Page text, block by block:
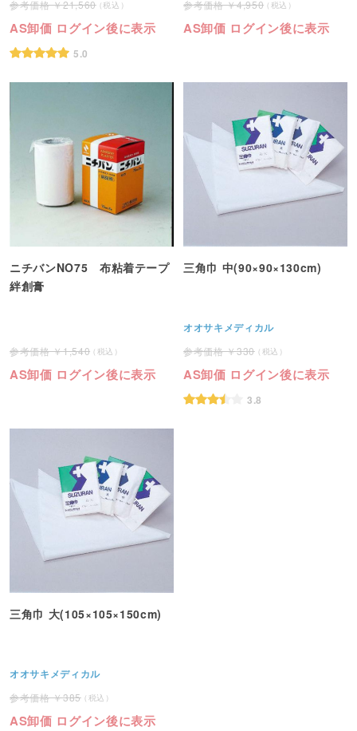
21,560
AS卸価 ログイン後に表示
5.0
4,950
AS卸価 ログイン後に表示
ニチバンNO75 布粘着テープ
絆創膏
1,540
AS卸価 ログイン後に表示
三角巾 中(90×90×130cm)
オオサキメディカル
330
AS卸価 ログイン後に表示
3.8
三角巾 大(105×105×150cm)
オオサキメディカル
385
AS卸価 ログイン後に表示